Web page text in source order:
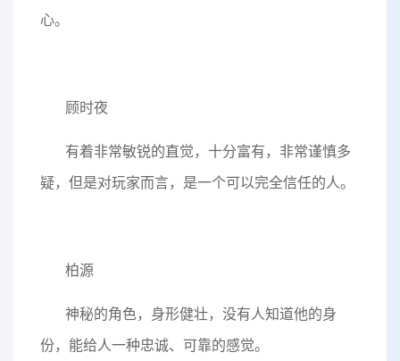
心。
顾时夜
有着非常敏锐的直觉，十分富有，非常谨慎多
疑，但是对玩家而言，是一个可以完全信任的人。
柏源
神秘的角色，身形健壮，没有人知道他的身
份，能给人一种忠诚、可靠的感觉。